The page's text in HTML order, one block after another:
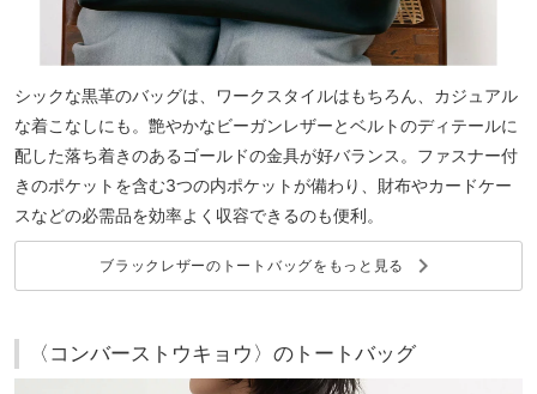
シックな黒革のバッグは、ワークスタイルはもちろん、カジュアル
な着こなしにも。艶やかなビーガンレザーとベルトのディテールに
配した落ち着きのあるゴールドの金具が好バランス。ファスナー付
きのポケットを含む3つの内ポケットが備わり、財布やカードケー
スなどの必需品を効率よく収容できるのも便利。
ブラックレザーのトートバッグをもっと見る keyboard_arrow_right
〈コンバーストウキョウ〉のトートバッグ